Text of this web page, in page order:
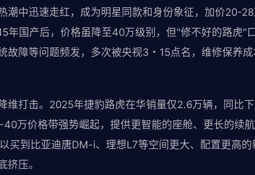
潮中迅速走红，成为明星同款和身份象征，加价20-
年国产后，价格虽降至40万级别，但"修不好的路虎"
故障等问题频发，多次被央视3・15点名，维修保养
维打击。2025年捷豹路虎在华销量仅2.6万辆，同比
万价格带强势崛起，提供更智能的座舱、更长的续
买到比亚迪唐DM-i、理想L7等空间更大、配置更高
挤压。